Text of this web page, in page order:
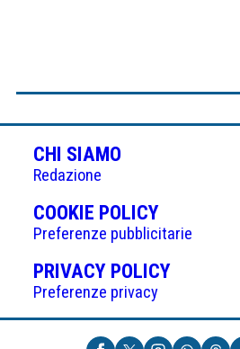
CHI SIAMO
Redazione
COOKIE POLICY(APRE
IN
UNA
NUOVA
Preferenze pubblicitarie
PRIVACY POLICY(APRE
UNA
NUOVA
Preferenze privacy